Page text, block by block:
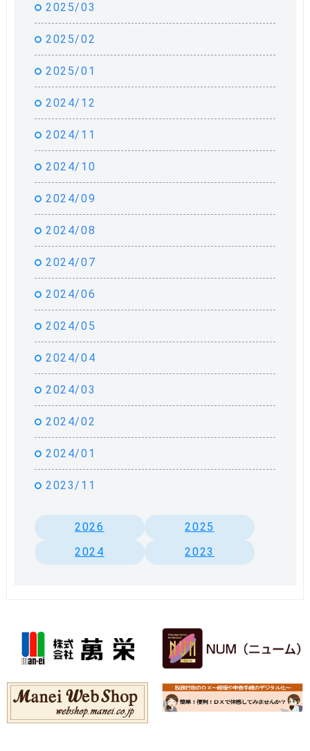
2025/03
2025/02
2025/01
2024/12
2024/11
2024/10
2024/09
2024/08
2024/07
2024/06
2024/05
2024/04
2024/03
2024/02
2024/01
2023/11
2026
2025
2024
2023